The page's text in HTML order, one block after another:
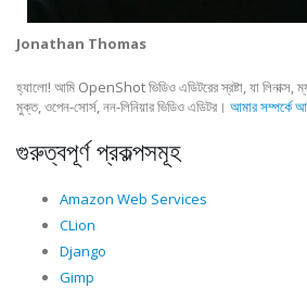
Jonathan Thomas
হ্যালো! আমি OpenShot ভিডিও এডিটরের স্রষ্টা, যা লিনাক্স,
মুক্ত, ওপেন-সোর্স, নন-লিনিয়ার ভিডিও এডিটর। আমার সম্পর্কে
গুরুত্বপূর্ণ প্রকল্পসমূহ
Amazon Web Services
CLion
Django
Gimp